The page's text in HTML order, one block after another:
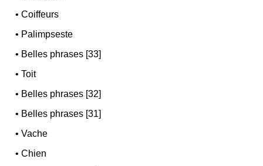
•Coiffeurs
• Palimpseste
• Belles phrases [33]
•Toit
• Belles phrases [32]
• Belles phrases [31]
•Vache
•Chien